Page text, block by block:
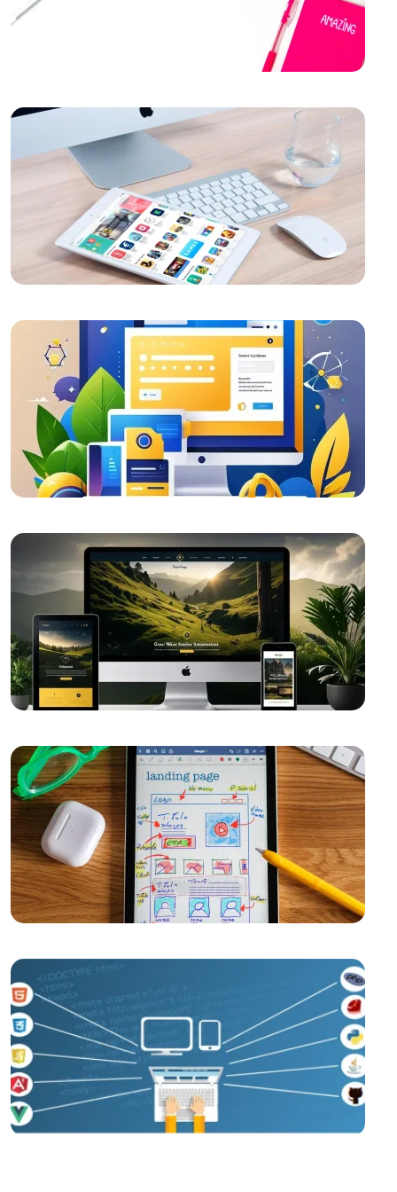
Ödeme Seçeneklerinin Gösterimi: Web Tasarımında
Hareketin Buluşması
Yaratıcı Web Tasarımın Önemi ve Etkileri
Alışveriş Sepeti Özet Görünümü: E-Ticarette Müşteri
Deneyimini Artırmanın Yolu
Responsive Web Tasarım Nedir?
SEO Uyumlu Web Tasarımının Önemi ve İpuçları
Responsive Web Tasarımı Nedir ve Neden
Önemlidir?
Popup Tasarımı: Web Sitesi İçin Etkili Bir Pazarlama
Aracı
E-Posta Pazarlama ve Web Tasarımın Güçlü
Birlikteliği
Önemi
Alesta Medya: Web Tasarımında Profesyonel
Çözümler Sunan Lider Firma
SEO ve Sosyal Medya Entegrasyonu: Dijital Dünyada
Markanızı Yükseltin
Alesta Medya Grafik Tasarım Portföyü: Yaratıcı ve
Responsive Web Tasarımı: Kullanıcı Deneyimini
Maksimize Edin
Kayseri'de Hızlı Web Sitesi Kurulumu: Alesta Medya İle
Profesyonel Çözümler
Görsel İletişim Teknikleri ve Web Tasarım
Web Tasarımında Müşteri Memnuniyeti: Alesta Medya
Grafik Tasarımda Sosyal Medya Kullanımının Önemi
ve İpuçları
Kayseri Görsel Hiyerarşisi ve Web Tasarımı
Web Dünyasında Yaratıcı Tasarımın Sıradışı Etkileri
Web Tasarım Kursu: Dijital Dünyada Yaratıcı Bir Adım